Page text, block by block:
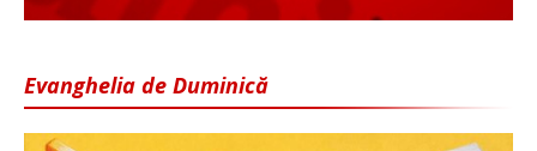
Evanghelia de Duminică